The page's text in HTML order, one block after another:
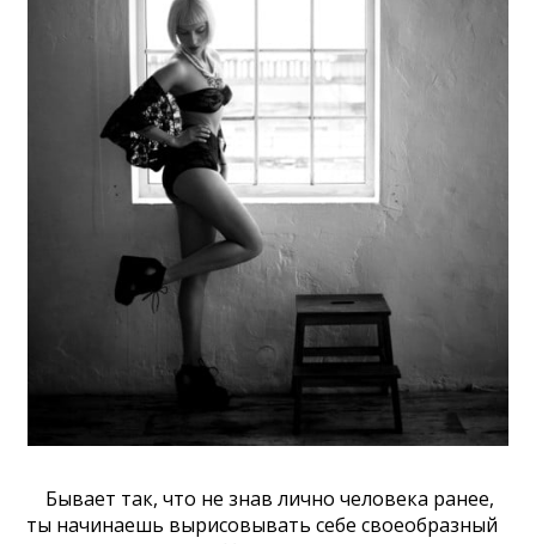
Бывает так, что не знав лично человека ранее,
ты начинаешь вырисовывать себе своеобразный